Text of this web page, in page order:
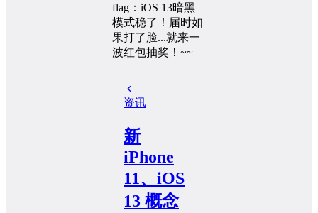
flag：iOS 13暗黑
模式稳了！届时如
果打了脸...就来一
波红包抽奖！~~
资讯
新
iPhone
11、iOS
13 概念